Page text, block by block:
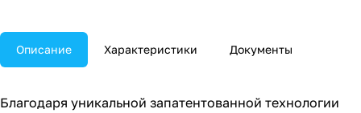
Описание Характеристики Документы
Благодаря уникальной запатентованной технологии